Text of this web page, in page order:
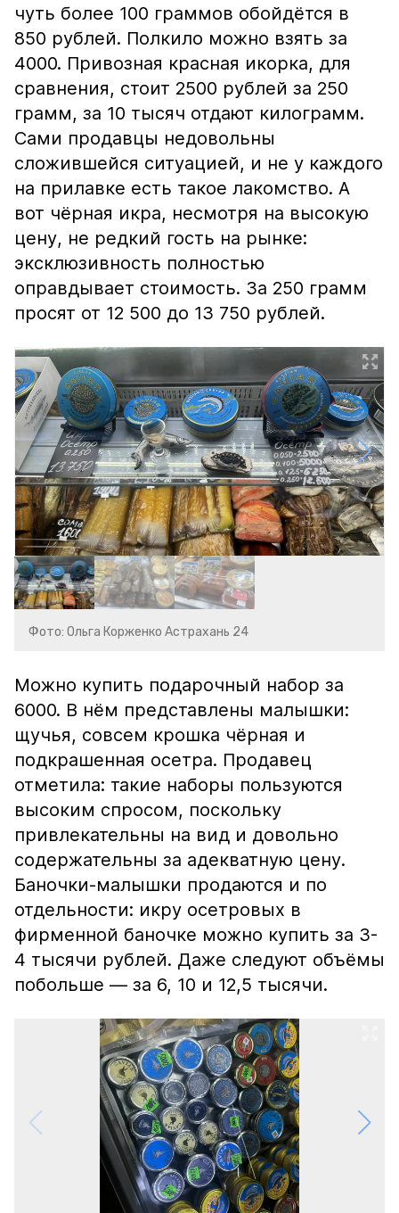
чуть более 100 граммов обойдётся в
850 рублей. Полкило можно взять за
4000. Привозная красная икорка, для
сравнения, стоит 2500 рублей за 250
грамм, за 10 тысяч отдают килограмм.
Сами продавцы недовольны
сложившейся ситуацией, и не у каждого
на прилавке есть такое лакомство. А
вот чёрная икра, несмотря на высокую
цену, не редкий гость на рынке:
эксклюзивность полностью
оправдывает стоимость. За 250 грамм
просят от 12 500 до 13 750 рублей.
Фото: Ольга Корженко Астрахань 24
Можно купить подарочный набор за
6000. В нём представлены малышки:
щучья, совсем крошка чёрная и
подкрашенная осетра. Продавец
отметила: такие наборы пользуются
высоким спросом, поскольку
привлекательны на вид и довольно
содержательны за адекватную цену.
Баночки-малышки продаются и по
отдельности: икру осетровых в
фирменной баночке можно купить за 3-
4 тысячи рублей. Даже следуют объёмы
побольше — за 6, 10 и 12,5 тысячи.